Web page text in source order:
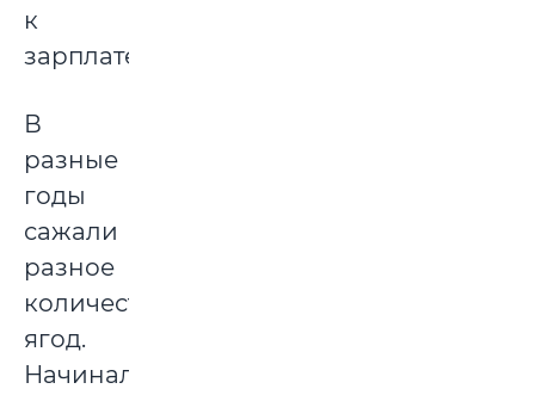
к
зарплате.
В
разные
годы
сажали
разное
количество
ягод.
Начинали